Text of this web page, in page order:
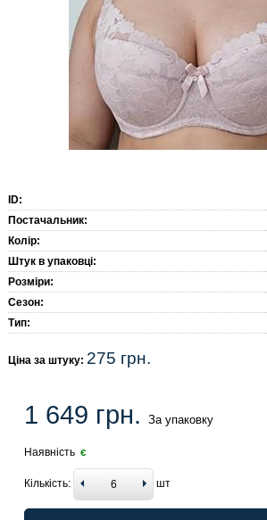
ID:
Постачальник:
Колір:
Штук в упаковці:
Розміри:
Сезон:
Тип:
Ціна за штуку: 275 грн.
1 649 грн. За упаковку
Наявність є
Кількість: шт